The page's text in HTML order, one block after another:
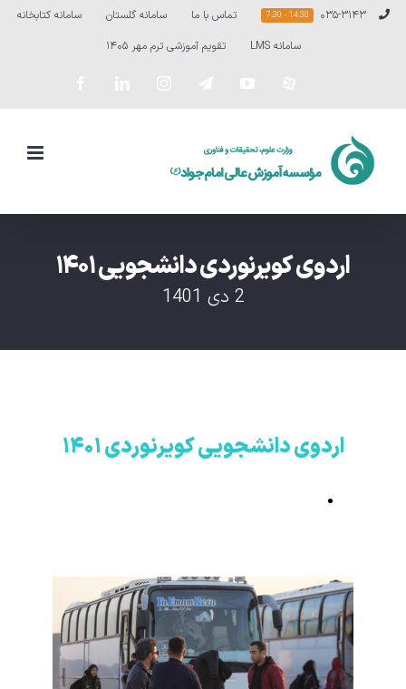
Skip
۰۳۵-۳۱۴۳ 14:30 - 7:30 تماس با ما سامانه گلستان
سامانه کتابخانه
سامانه LMS
تقویم آموزشی ترم مهر ۱۴۰۵
YouTubeسفارشی
اردوی کویرنوردی دانشجویی ۱۴۰۱
2 دی 1401
اردوی دانشجویی کویرنوردی ۱۴۰۱